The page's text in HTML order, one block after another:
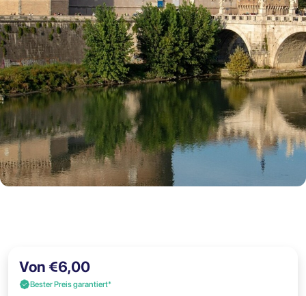
Von €6,00
Bester Preis garantiert*